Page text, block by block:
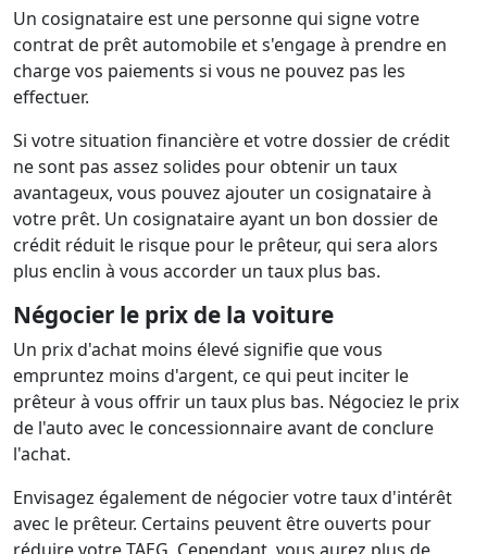
Un cosignataire est une personne qui signe votre
contrat de prêt automobile et s'engage à prendre en
charge vos paiements si vous ne pouvez pas les
effectuer.
Si votre situation financière et votre dossier de crédit
ne sont pas assez solides pour obtenir un taux
avantageux, vous pouvez ajouter un cosignataire à
votre prêt. Un cosignataire ayant un bon dossier de
crédit réduit le risque pour le prêteur, qui sera alors
plus enclin à vous accorder un taux plus bas.
Négocier le prix de la voiture
Un prix d'achat moins élevé signifie que vous
empruntez moins d'argent, ce qui peut inciter le
prêteur à vous offrir un taux plus bas. Négociez le prix
de l'auto avec le concessionnaire avant de conclure
l'achat.
Envisagez également de négocier votre taux d'intérêt
avec le prêteur. Certains peuvent être ouverts pour